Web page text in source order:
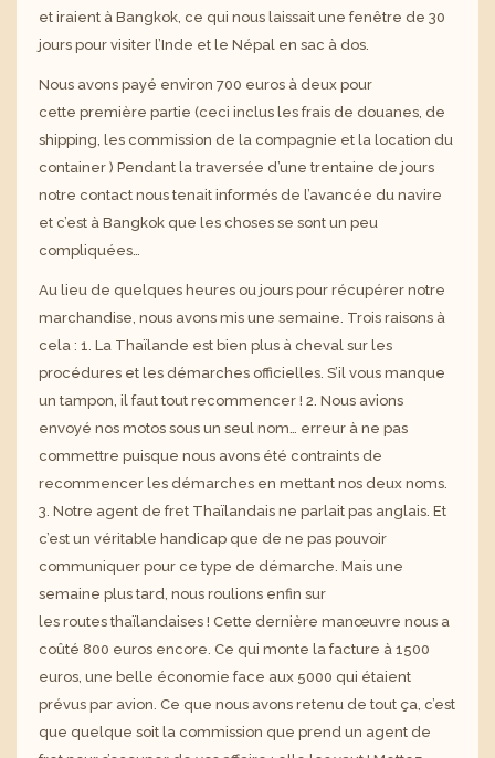
et iraient à Bangkok, ce qui nous laissait une fenêtre de 30
jours pour visiter l’Inde et le Népal en sac à dos.
Nous avons payé environ 700 euros à deux pour
cette première partie (ceci inclus les frais de douanes, de
shipping, les commission de la compagnie et la location du
container ) Pendant la traversée d’une trentaine de jours
notre contact nous tenait informés de l’avancée du navire
et c’est à Bangkok que les choses se sont un peu
compliquées…
Au lieu de quelques heures ou jours pour récupérer notre
marchandise, nous avons mis une semaine. Trois raisons à
cela : 1. La Thaïlande est bien plus à cheval sur les
procédures et les démarches officielles. S’il vous manque
un tampon, il faut tout recommencer ! 2. Nous avions
envoyé nos motos sous un seul nom… erreur à ne pas
commettre puisque nous avons été contraints de
recommencer les démarches en mettant nos deux noms.
3. Notre agent de fret Thaïlandais ne parlait pas anglais. Et
c’est un véritable handicap que de ne pas pouvoir
communiquer pour ce type de démarche. Mais une
semaine plus tard, nous roulions enfin sur
les routes thaïlandaises ! Cette dernière manœuvre nous a
coûté 800 euros encore. Ce qui monte la facture à 1500
euros, une belle économie face aux 5000 qui étaient
prévus par avion. Ce que nous avons retenu de tout ça, c’est
que quelque soit la commission que prend un agent de